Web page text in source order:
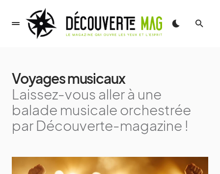
Voyages musicaux
Laissez-vous aller à une
balade musicale orchestrée
par Découverte-magazine !